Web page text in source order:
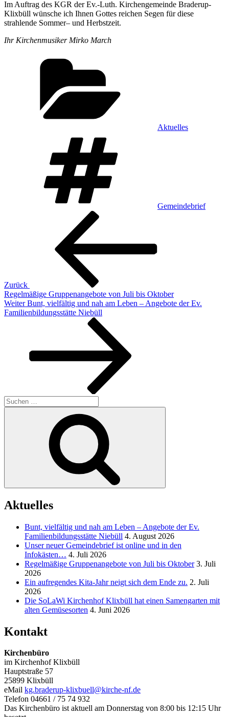
Im Auftrag des KGR der Ev.-Luth. Kirchengemeinde Braderup-
Klixbüll wünsche ich Ihnen Gottes reichen Segen für diese
strahlende Sommer– und Herbstzeit.
Ihr Kirchenmusiker Mirko March
Aktuelles
Gemeindebrief
Beitragsnavigation
Zurück
Regelmäßige Gruppenangebote von Juli bis Oktober
Nächster
Beitrag
Weiter Bunt, vielfältig und nah am Leben – Angebote der Ev.
Familienbildungsstätte Niebüll
Suchen
nach:
Aktuelles
Bunt, vielfältig und nah am Leben – Angebote der Ev.
Familienbildungsstätte Niebüll 4. August 2026
Unser neuer Gemeindebrief ist online und in den
Infokästen… 4. Juli 2026
Regelmäßige Gruppenangebote von Juli bis Oktober 3. Juli
2026
Ein aufregendes Kita-Jahr neigt sich dem Ende zu. 2. Juli
2026
Die SoLaWi Kirchenhof Klixbüll hat einen Samengarten mit
alten Gemüsesorten 4. Juni 2026
Kontakt
Kirchenbüro
im Kirchenhof Klixbüll
Hauptstraße 57
25899 Klixbüll
eMail kg.braderup-klixbuell@kirche-nf.de
Telefon 04661 / 75 74 932
Das Kirchenbüro ist aktuell am Donnerstag von 8:00 bis 12:15 Uhr